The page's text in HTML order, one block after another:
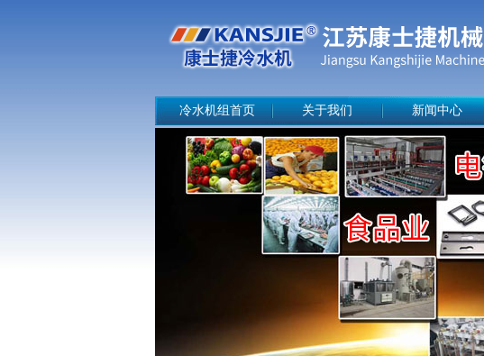
冷水机组首页 关于我们 新闻中心